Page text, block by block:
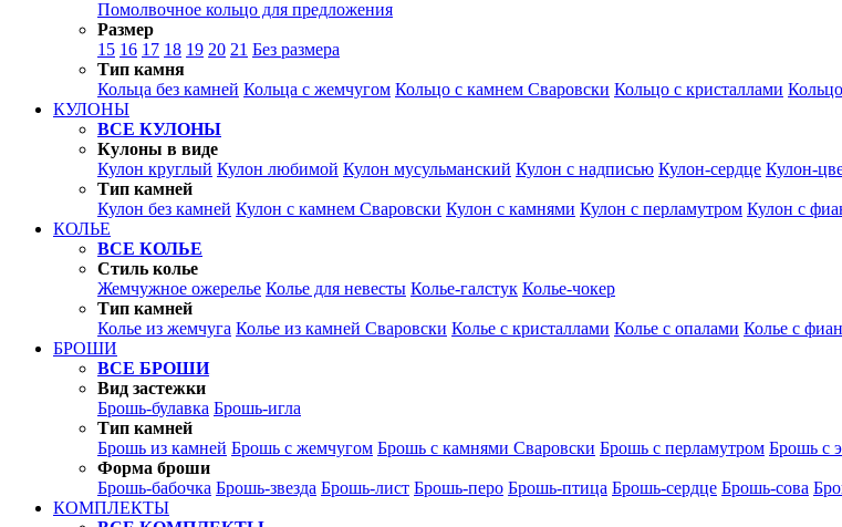
Помолвочное кольцо для предложения
Размер
15 16 17 18 19 20 21 Без размера
Тип камня
Кольца без камней Кольца с жемчугом Кольцо с камнем Сваровски Кольцо с кристаллами
КУЛОНЫ
ВСЕ КУЛОНЫ
Кулоны в виде
Кулон круглый Кулон любимой Кулон мусульманский Кулон с надписью Кулон-сердце Кулон-
Тип камней
Кулон без камней Кулон с камнем Сваровски Кулон с камнями Кулон с перламутром Кулон с
КОЛЬЕ
ВСЕ КОЛЬЕ
Стиль колье
Жемчужное ожерелье Колье для невесты Колье-галстук Колье-чокер
Тип камней
Колье из жемчуга Колье из камней Сваровски Колье с кристаллами Колье с опалами Колье с
БРОШИ
ВСЕ БРОШИ
Вид застежки
Брошь-булавка Брошь-игла
Тип камней
Брошь из камней Брошь с жемчугом Брошь с камнями Сваровски Брошь с перламутром Брошь с
Форма броши
Брошь-бабочка Брошь-звезда Брошь-лист Брошь-перо Брошь-птица Брошь-сердце Брошь-сова
КОМПЛЕКТЫ